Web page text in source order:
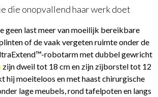
die onopvallend haar werk doet
geen last meer van moeilijk bereikbare
of de vaak vergeten ruimte onder de
robotarm met dubbel gewricht
zijn dweil tot 18 cm en zijn zijborstel tot 12
hij moeiteloos en met haast chirurgische
lage meubels, rond tafelpoten en langs